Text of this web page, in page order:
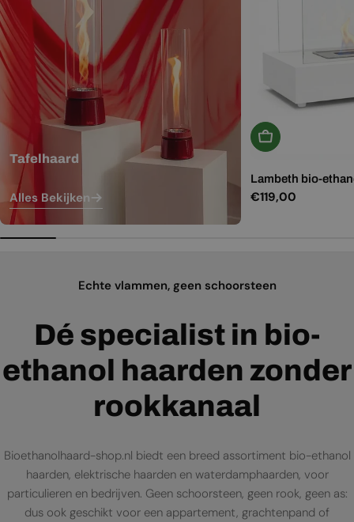
Tafelhaard
Alles Bekijken
In Winkelwagen
Lambeth bio-
Normale
€119,00
Echte vlammen, geen schoorsteen
Dé specialist in bio-
ethanol haarden zonder
rookkanaal
Bioethanolhaard-shop.nl biedt een breed assortiment bio-ethanol
haarden, elektrische haarden en waterdamphaarden, voor
particulieren en bedrijven. Geen schoorsteen, geen rook, geen as:
dus ook geschikt voor een appartement, grachtenpand of